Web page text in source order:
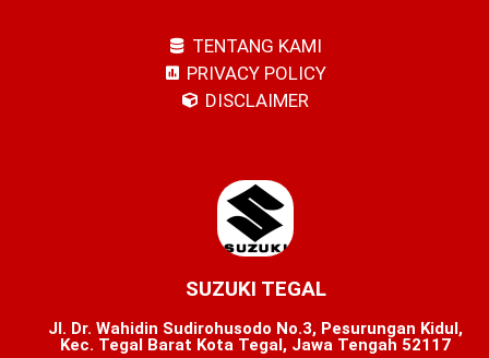
TENTANG KAMI
PRIVACY POLICY
DISCLAIMER
SUZUKI TEGAL
Jl. Dr. Wahidin Sudirohusodo No.3, Pesurungan Kidul,
Kec. Tegal Barat Kota Tegal, Jawa Tengah 52117